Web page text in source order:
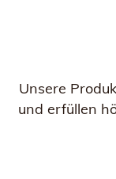
Unsere
und erfüllen